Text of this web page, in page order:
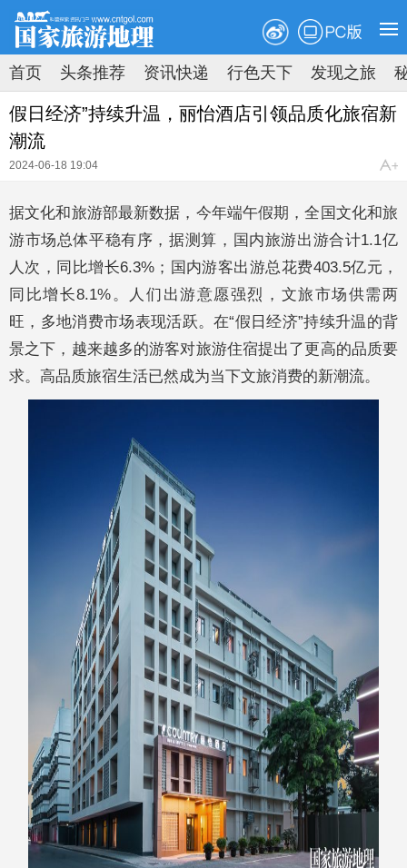
首页 头条推荐 资讯快递 行色天下 发现之旅
原创速递
新知速览 拍图时代 地理荟萃
假日经济”持续升温，丽怡酒店引领品质化旅宿新
潮流
2024-06-18 19:04
据文化和旅游部最新数据，今年端午假期，全国文化和旅
游市场总体平稳有序，据测算，国内旅游出游合计1.1亿
人次，同比增长6.3%；国内游客出游总花费403.5亿元，
同比增长8.1%。人们出游意愿强烈，文旅市场供需两
旺，多地消费市场表现活跃。在“假日经济”持续升温的背
景之下，越来越多的游客对旅游住宿提出了更高的品质要
求。高品质旅宿生活已然成为当下文旅消费的新潮流。